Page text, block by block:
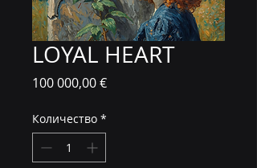
LOYAL HEART
100 000,00 €Цена
Количество *